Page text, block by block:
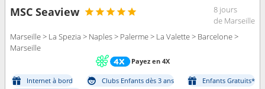
MSC Seaview
8 jours
de Marseille
Marseille > La Spezia > Naples > Palerme > La Valette > Barcelone >
Marseille
Payez en 4X
Internet à bord Clubs Enfants dès 3 ans
Enfants Gratuits*